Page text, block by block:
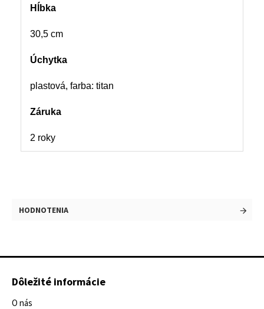
Hĺbka
30,5 cm
Úchytka
plastová, farba: titan
Záruka
2 roky
HODNOTENIA
Dôležité informácie
O nás